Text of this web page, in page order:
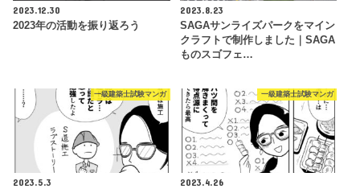
2023.12.30
2023年の活動を振り返ろう
2023.8.23
SAGAサンライズパークをマイン
クラフトで制作しました｜SAGA
ものスゴフェ…
一級建築士試験マンガ
2023.5.3
一級建築士試験マンガ
2023.4.26